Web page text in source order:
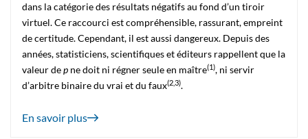
dans la catégorie des résultats négatifs au fond d’un tiroir
virtuel. Ce raccourci est compréhensible, rassurant, empreint
de certitude. Cependant, il est aussi dangereux. Depuis des
années, statisticiens, scientifiques et éditeurs rappellent que la
valeur dep ne doit ni régner seule en maître(1), ni servir
d’arbitre binaire du vrai et du faux(23).
En savoir plus